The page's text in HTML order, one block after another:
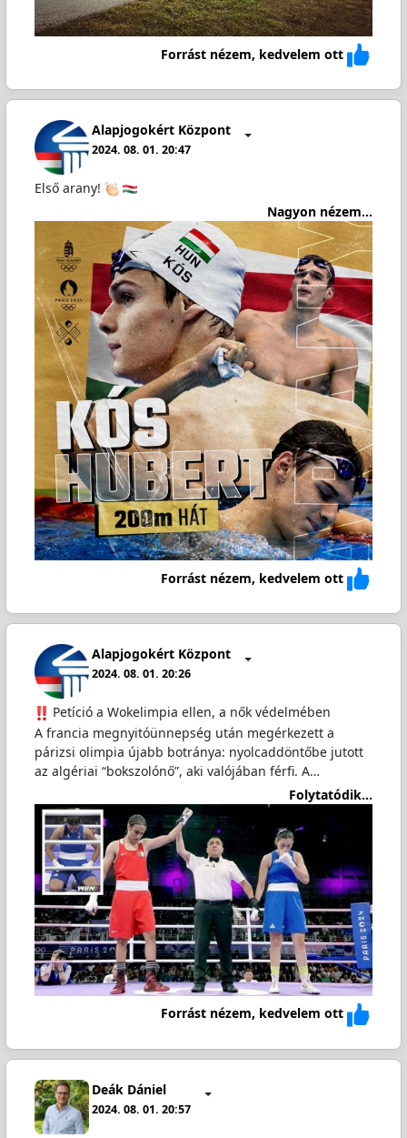
Forrást nézem, kedvelem ott
Alapjogokért Központ
2024. 08. 01. 20:47
Első arany!
Nagyon nézem...
Forrást nézem, kedvelem ott
Alapjogokért Központ
2024. 08. 01. 20:26
️ Petíció a Wokelimpia ellen, a nők védelmében
A francia megnyitóünnepség után megérkezett a
párizsi olimpia újabb botránya: nyolcaddöntőbe jutott
az algériai “bokszolónő”, aki valójában férfi. A…
Folytatódik...
Forrást nézem, kedvelem ott
Deák Dániel
2024. 08. 01. 20:57